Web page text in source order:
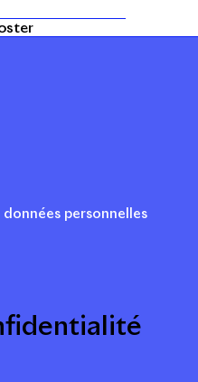
personnelles